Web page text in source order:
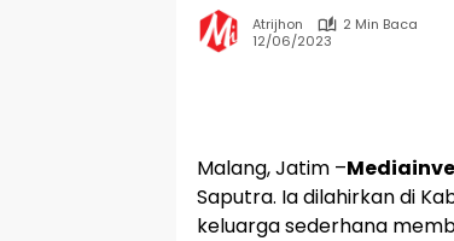
Atrijhon
2 Min Baca
12/06/2023
Malang, Jatim –
Saputra. Ia dilahirkan di
keluarga sederhana